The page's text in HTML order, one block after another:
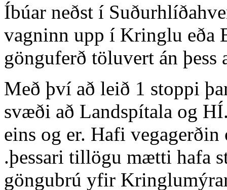
Íbúar neðst í
vagninn upp í Kringlu eða
gönguferð töluvert án
Með því að leið 1 stoppi
svæði að Landspítala og
eins og er. Hafi
.þessari tillögu mætti hafa
göngubrú yfir